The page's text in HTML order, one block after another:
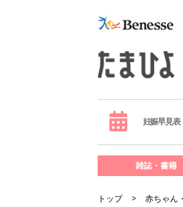
妊娠早見表
雑誌・書籍
トップ 赤ちゃん